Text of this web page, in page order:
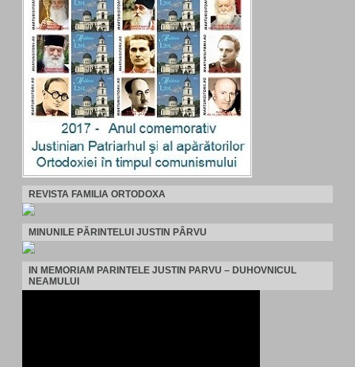
REVISTA FAMILIA ORTODOXA
MINUNILE PĂRINTELUI JUSTIN PÂRVU
IN MEMORIAM PARINTELE JUSTIN PARVU – DUHOVNICUL
NEAMULUI